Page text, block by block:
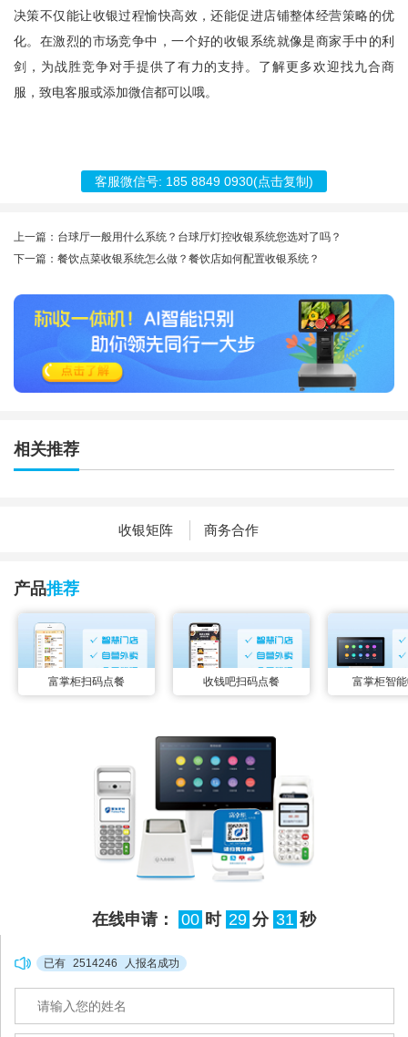
决策不仅能让收银过程愉快高效，还能促进店铺整体经营策略的优
化。在激烈的市场竞争中，一个好的收银系统就像是商家手中的利
剑，为战胜竞争对手提供了有力的支持。了解更多欢迎找九合商
服 ，致电客服或添加微信都可以哦。
客服微信号: 185 8849 0930(点击复制)
上一篇：台球厅一般用什么系统？台球厅灯控收银系统您选对了吗？
下一篇：餐饮点菜收银系统怎么做？餐饮店如何配置收银系统？
相关推荐
收银矩阵 商务合作
产品推荐
富掌柜扫码点餐 收钱吧扫码点餐 富掌柜智
在线申请： 00 时 29 分 31 秒
已有 2514246 人报名成功